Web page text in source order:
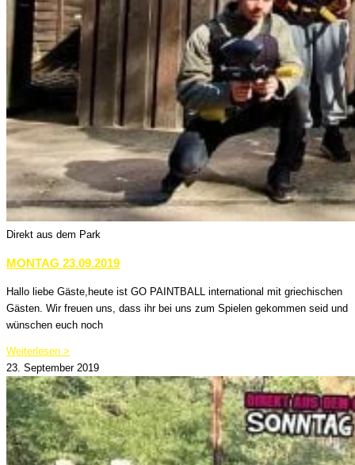
Direkt aus dem Park
MONTAG 23.09.2019
Hallo liebe Gäste,heute ist GO PAINTBALL international mit griechischen
Gästen. Wir freuen uns, dass ihr bei uns zum Spielen gekommen seid und
wünschen euch noch
Weiterlesen >
23. September 2019